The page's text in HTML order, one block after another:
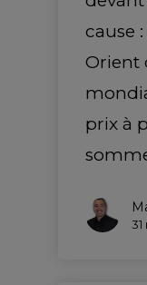
cause
Orient
prix à